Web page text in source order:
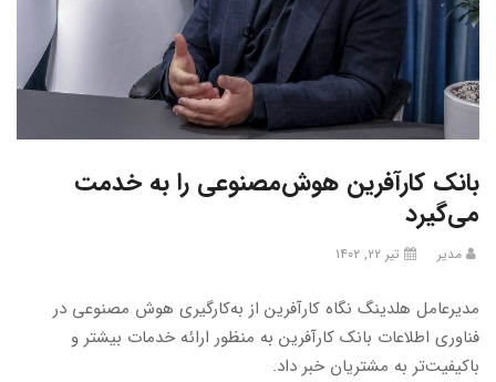
بانک کارآفرین هوش‌مصنوعی را به خدمت
می‌گیرد
مدیر تیر ۲۲, ۱۴۰۲
مدیرعامل هلدینگ نگاه کارآفرین از به‌کارگیری هوش مصنوعی در
فناوری اطلاعات بانک کارآفرین به منظور ارائه خدمات بیشتر و
باکیفیت‌تر به مشتریان خبر داد.